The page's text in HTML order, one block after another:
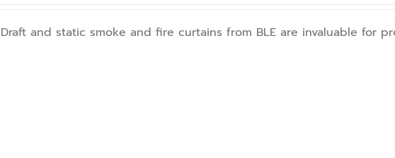
and static smoke and fire curtains from BLE are invaluable